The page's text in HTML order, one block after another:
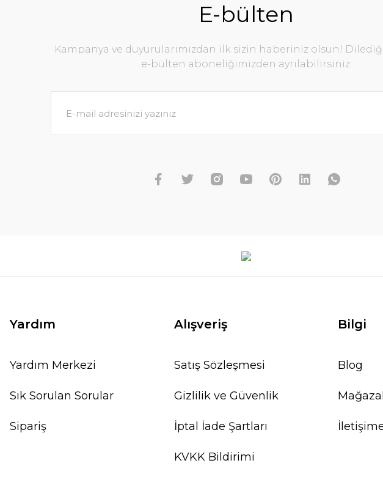
E-bülten
Kampanya ve duyurularımızdan ilk sizin haberiniz olsun!
e-bülten aboneliğimizden ayrılabilirsiniz.
Yardım
Yardım Merkezi
Sık Sorulan Sorular
Sipariş
Alışveriş
Satış Sözleşmesi
Gizlilik ve Güvenlik
İptal İade Şartları
KVKK Bildirimi
Bilgi
Blog